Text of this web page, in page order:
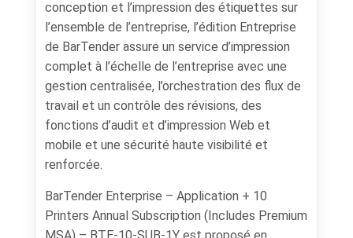
conception et l’impression des étiquettes sur
l’ensemble de l’entreprise, l’édition Entreprise
de BarTender assure un service d’impression
complet à l’échelle de l’entreprise avec une
gestion centralisée, l’orchestration des flux de
travail et un contrôle des révisions, des
fonctions d’audit et d’impression Web et
mobile et une sécurité haute visibilité et
renforcée.
BarTender Enterprise – Application + 10
Printers Annual Subscription (Includes Premium